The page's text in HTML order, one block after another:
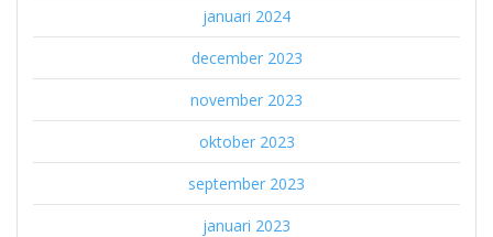
januari 2024
december 2023
november 2023
oktober 2023
september 2023
januari 2023